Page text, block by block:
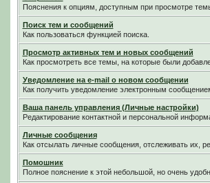
Пояснения к опциям, доступным при просмотре
Поиск тем и сообщений
Как пользоваться функцией поиска.
Просмотр активных тем и новых сообщений
Как просмотреть все темы, на которые были
Уведомление на е-mail о новом сообщении
Как получить уведомление электронным
Ваша панель управления (Личные настройки)
Редактирование контактной и персональной
Личные сообщения
Как отсылать личные сообщения, отслеживать их,
Помошник
Полное пояснение к этой небольшой, но очень